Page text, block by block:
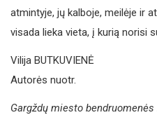
atmintyje, jų kalboje, meilėje ir
visada lieka vieta, į kurią norisi
Vilija BUTKUVIENĖ
Autorės nuotr.
Gargždų miesto